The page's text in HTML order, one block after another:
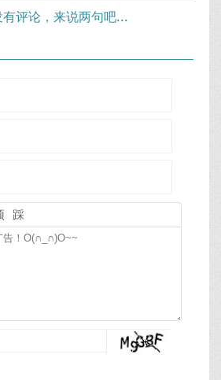
有评论，来说两句吧...
踩